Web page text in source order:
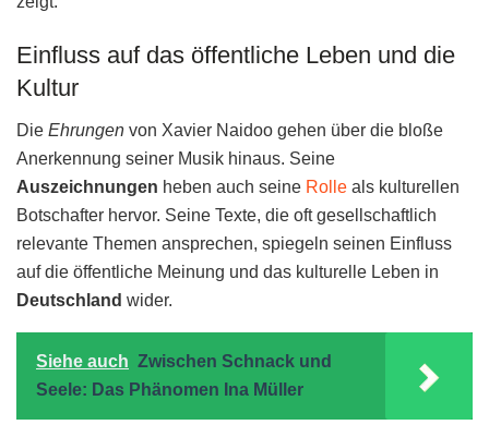
Einfluss auf das öffentliche Leben und die
Kultur
Die Ehrungen von Xavier Naidoo gehen über die bloße
Anerkennung seiner Musik hinaus. Seine
Auszeichnungen heben auch seine Rolle als kulturellen
Botschafter hervor. Seine Texte, die oft gesellschaftlich
relevante Themen ansprechen, spiegeln seinen Einfluss
auf die öffentliche Meinung und das kulturelle Leben in
Deutschland wider.
Siehe auch Zwischen Schnack und
Seele: Das Phänomen Ina Müller